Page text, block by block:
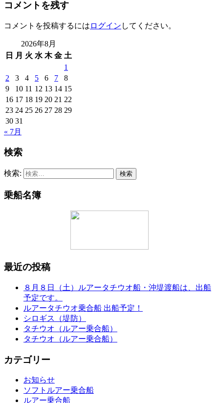
コメントを残す
コメントを投稿するには ログイン してください。
2026年8月
日
月 火 水 木 金 土
1
2
3 4 5 6 7
8
9
10 11 12 13 14 15
16 17 18 19 20 21 22
23 24 25 26 27 28 29
30 31
« 7月
検索
検索:
乗船名簿
最近の投稿
８月８日（土）ルアータチウオ船・沖堤渡船は、出船
予定です。
ルアータチウオ乗合船 出船予定！
シロギス（堤防）
タチウオ（ルアー乗合船）
タチウオ（ルアー乗合船）
カテゴリー
お知らせ
ソフトルアー乗合船
ルアー乗合船